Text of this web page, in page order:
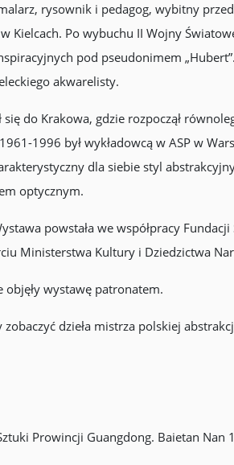
rysownik i pedagog, wybitny
Kielcach. Po wybuchu II Wojny
pod pseudonimem
akwarelisty.
do Krakowa, gdzie rozpoczął
1996 był wykładowcą w ASP w
dla siebie styl
optycznym.
powstała we współpracy
Ministerstwa Kultury i Dziedzictwa
objęły wystawę patronatem.
dzieła mistrza polskiej
Prowincji Guangdong. Baietan Nan